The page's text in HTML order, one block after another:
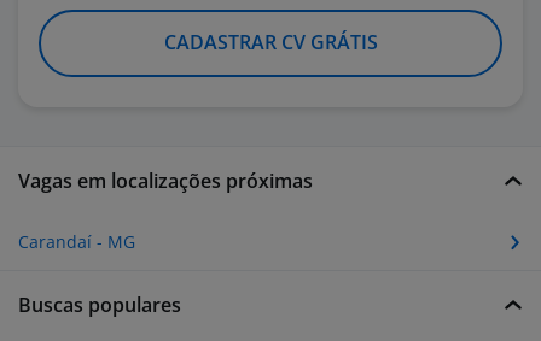
CADASTRAR CV GRÁTIS
Vagas em localizações próximas
Carandaí - MG
Buscas populares